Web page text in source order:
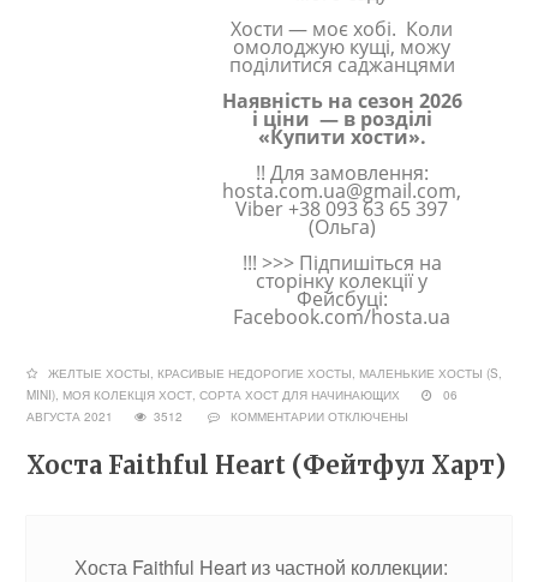
Хости — моє хобі. Коли
омолоджую кущі, можу
поділитися саджанцями
Наявність на сезон 2026
і ціни — в розділі
«Купити хости».
!! Для замовлення:
hosta.com.ua@gmail.com,
Viber +38 093 63 65 397
(Ольга)
!!! >>> Підпишіться на
сторінку колекції у
Фейсбуці:
Facebook.com/hosta.ua
ЖЕЛТЫЕ ХОСТЫ, КРАСИВЫЕ НЕДОРОГИЕ ХОСТЫ, МАЛЕНЬКИЕ ХОСТЫ (S,
MINI), МОЯ КОЛЕКЦІЯ ХОСТ,СОРТА ХОСТ ДЛЯ НАЧИНАЮЩИХ
06
АВГУСТА 2021
3512 КОММЕНТАРИИ ОТКЛЮЧЕНЫ
Хоста Faithful Heart (Фейтфул Харт)
Хоста Faithful Heart из частной коллекции: